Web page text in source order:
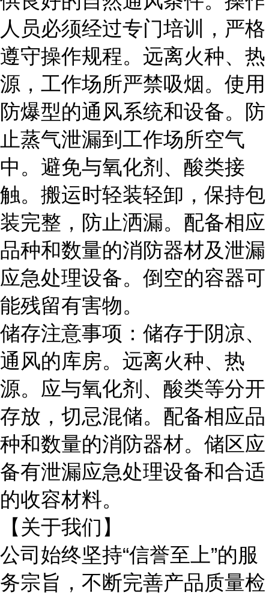
人员必须经过专门培训，严格
遵守操作规程。远离火种、热
源，工作场所严禁吸烟。使用
防爆型的通风系统和设备。防
止蒸气泄漏到工作场所空气
中。避免与氧化剂、酸类接
触。搬运时轻装轻卸，保持包
装完整，防止洒漏。配备相应
品种和数量的消防器材及泄漏
应急处理设备。倒空的容器可
能残留有害物。
储存注意事项：储存于阴凉、
通风的库房。远离火种、热
源。应与氧化剂、酸类等分开
存放，切忌混储。配备相应品
种和数量的消防器材。储区应
备有泄漏应急处理设备和合适
的收容材料。
【关于我们】
公司始终坚持“信誉至上”的服
务宗旨，不断完善产品质量检